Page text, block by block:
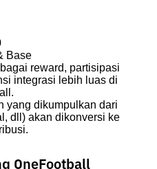
Base
reward, partisipasi
integrasi lebih luas di
yang dikumpulkan dari
dll) akan dikonversi ke
OneFootball